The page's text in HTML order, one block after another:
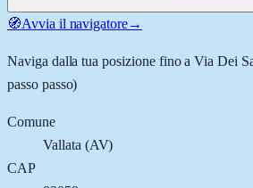
🧭Avvia il navigatore→
Naviga dalla tua posizione fino aVia Dei
passo passo)
Comune
Vallata (AV)
CAP